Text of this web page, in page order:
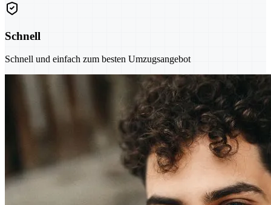
Schnell
Schnell und einfach zum besten Umzugsangebot